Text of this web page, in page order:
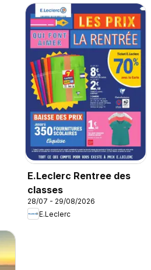
E.Leclerc Rentree des
classes
28/07 - 29/08/2026
E.Leclerc